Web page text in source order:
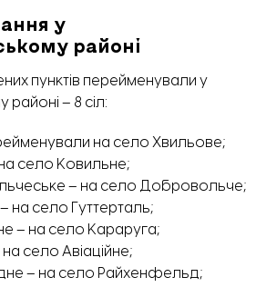
у
районі
пунктів перейменували у
– 8 сіл:
на село Хвильове;
село Ковильне;
– на село Добровольче;
на село Гуттерталь;
– на село Караруга;
село Авіаційне;
– на село Райхенфельд;